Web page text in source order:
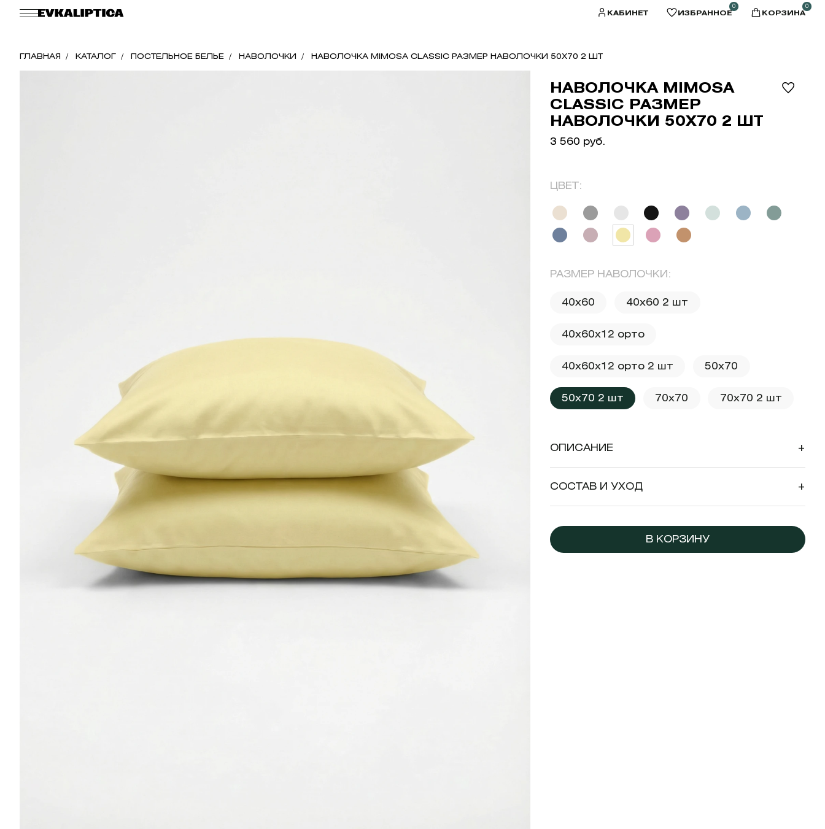
КАБИНЕТ ИЗБРАННОЕ
0
КОРЗИНА
0
ГЛАВНАЯ КАТАЛОГ ПОСТЕЛЬНОЕ БЕЛЬЕ НАВОЛОЧКИ НАВОЛОЧКА MIMOSA CLASSIC РАЗМЕР НАВОЛОЧКИ 50X70 2 ШТ
НАВОЛОЧКА MIMOSA
CLASSIC РАЗМЕР
НАВОЛОЧКИ 50X70 2 ШТ
3 560 руб.
ЦВЕТ:
РАЗМЕР НАВОЛОЧКИ:
40x60 40x60 2 шт
40x60x12 орто
40x60x12 орто 2 шт 50x70
50x70 2 шт 70x70 70x70 2 шт
ОПИСАНИЕ +
СОСТАВ И УХОД +
В КОРЗИНУ